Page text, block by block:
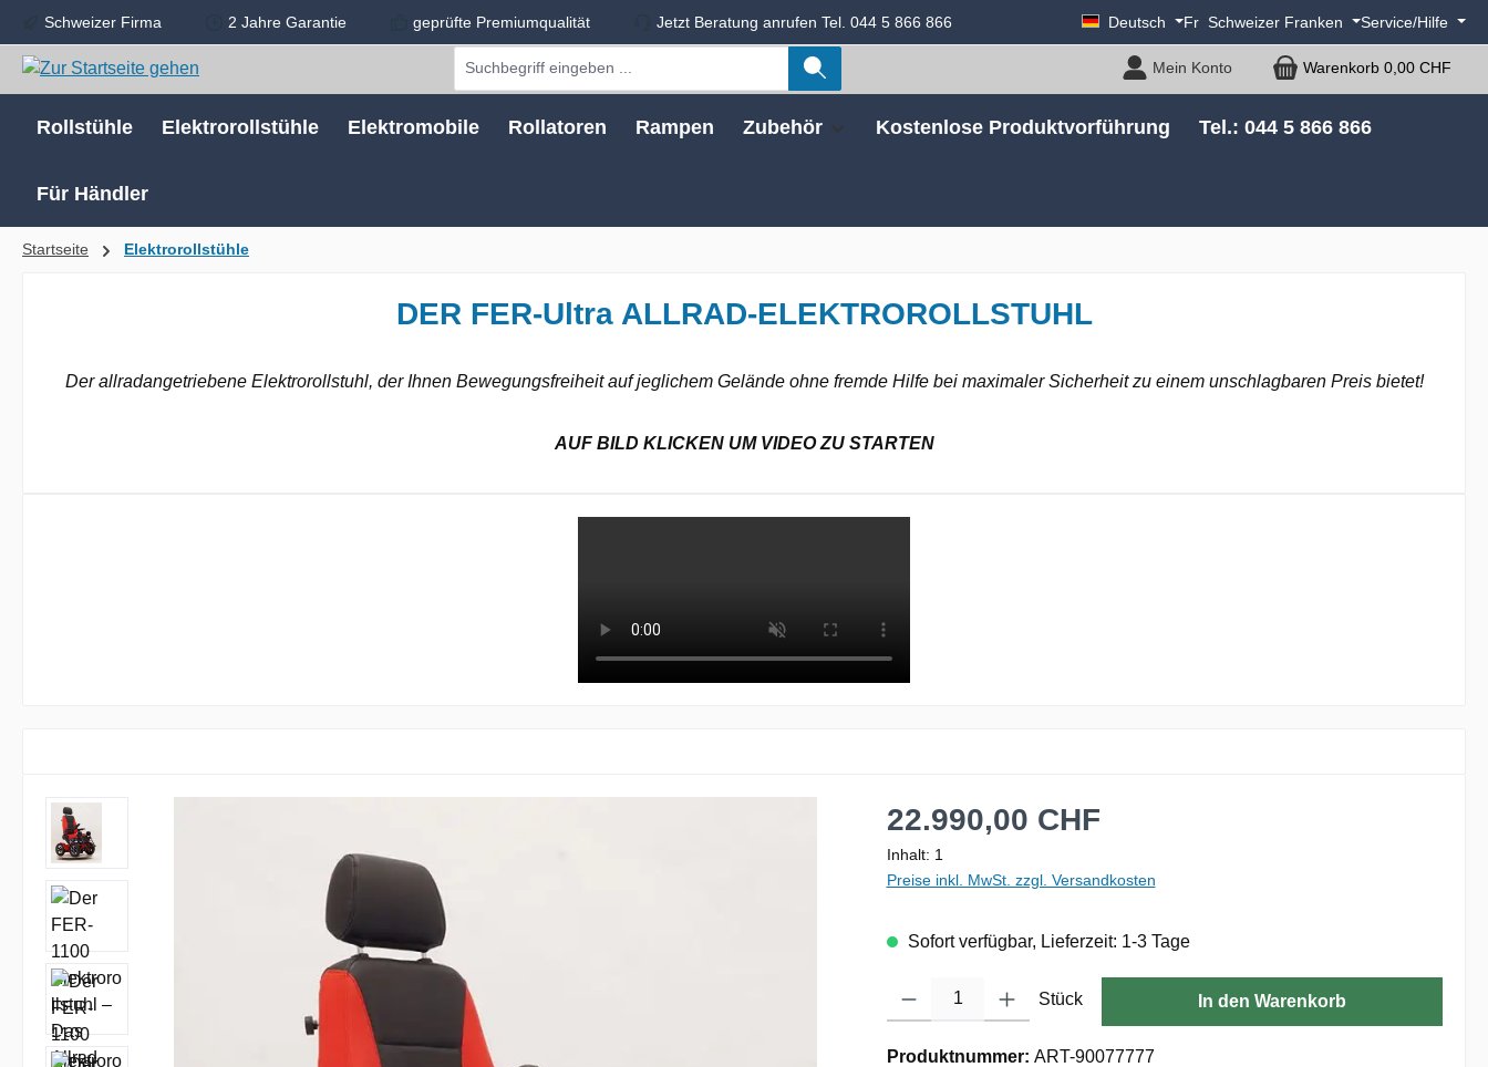
Hauptinhalt springen
Zur Suche springen
Zur Hauptnavigation springen
Schweizer Firma 2 Jahre Garantie geprüfte Premiumqualität Jetzt Beratung anrufen Tel. 044 5 866 866 Deutsch Fr Schweizer Franken Service/Hilfe
Mein Konto Warenkorb 0,00 CHF
Rollstühle Elektrorollstühle Elektromobile Rollatoren Rampen Zubehör Kostenlose Produktvorführung Tel.: 044 5 866 866
Für Händler
Startseite Elektrorollstühle
DER FER-Ultra ALLRAD-ELEKTROROLLSTUHL
Der allradangetriebene Elektrorollstuhl, der Ihnen Bewegungsfreiheit auf jeglichem Gelände ohne fremde Hilfe bei maximaler Sicherheit zu einem unschlagbaren Preis bietet!
AUF BILD KLICKEN UM VIDEO ZU STARTEN
Bildergalerie überspringen Regulärer Preis:
22.990,00 CHF
Inhalt: 1
Preise inkl. MwSt. zzgl. Versandkosten
Sofort verfügbar, Lieferzeit: 1-3 Tage
Produkt Anzahl: Gib den gewünschten Wert ein oder benutze die Schaltflächen um
Stück In den Warenkorb
Produktnummer: ART-90077777